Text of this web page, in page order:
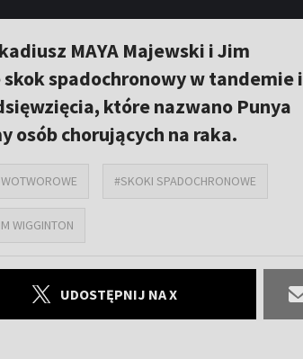
MAYA Majewski i Jim
spadochronowy w tandemie i
które nazwano Punya
osób chorujących na raka.
#SKOKI SPADOCHRONOWE
WIGGINTON
UDOSTĘPNIJ NA X